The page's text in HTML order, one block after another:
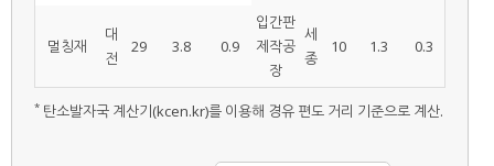
멀칭재
대
전
29 3.8 0.9
입간판
제작공
장
세
종
10 1.3 0.3
* 탄소발자국 계산기(kcen.kr)를 이용해 경유 편도 거리 기준으로 계산.